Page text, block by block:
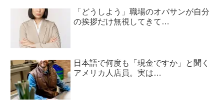
「どうしよう」職場のオバサンが自分
の挨拶だけ無視してきて…
日本語で何度も「現金ですか」と聞く
アメリカ人店員。実は…